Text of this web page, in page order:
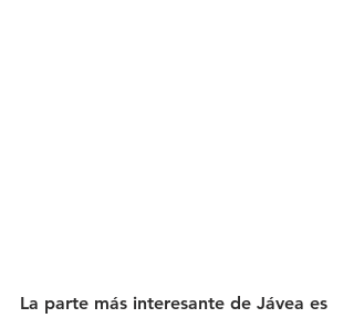
La parte más interesante de Jávea es